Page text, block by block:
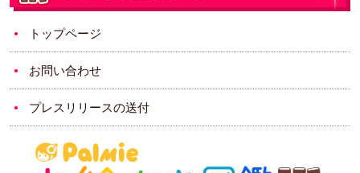
トップページ
お問い合わせ
プレスリリースの送付